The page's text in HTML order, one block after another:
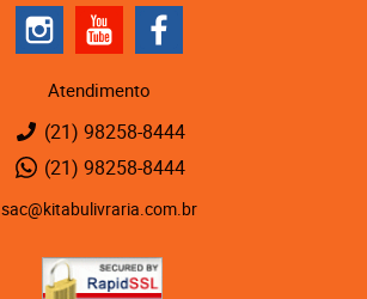
Atendimento
(21) 98258-8444
(21) 98258-8444
sac@kitabulivraria.com.br